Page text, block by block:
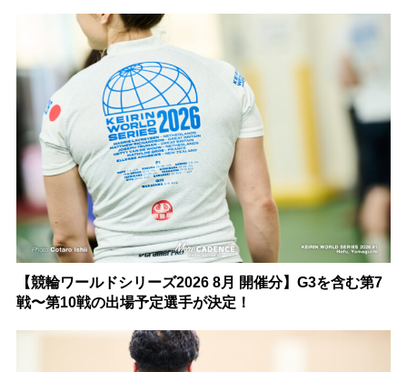
【競輪ワールドシリーズ2026 8月 開催分】G3を含む第7
戦〜第10戦の出場予定選手が決定！